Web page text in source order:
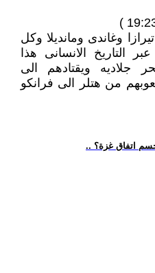
وغاندى ومانديلا وكل
التاريخ الانسانى هذا
جلاديه ويقتادهم الى
من هتلر الى فرانكو
اتفاق غزة؟